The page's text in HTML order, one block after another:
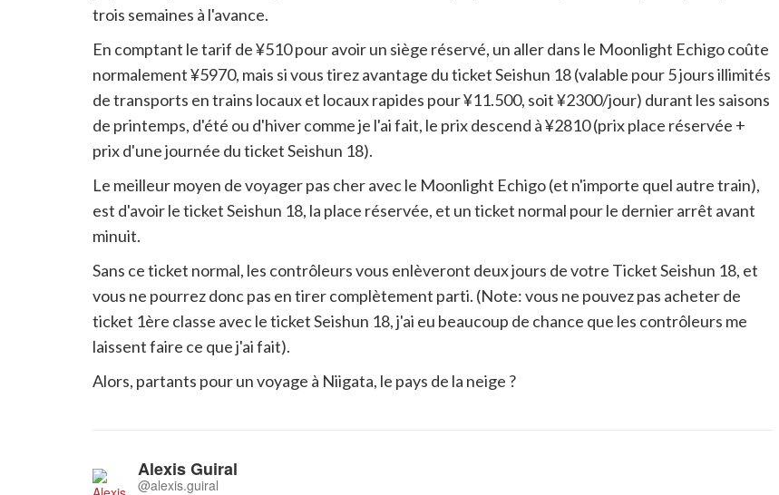
trois semaines à l'avance.
En comptant le tarif de ¥510 pour avoir un siège réservé, un aller dans le Moonlight Echigo coûte
normalement ¥5970, mais si vous tirez avantage du ticket Seishun 18 (valable pour 5 jours illimités
de transports en trains locaux et locaux rapides pour ¥11.500, soit ¥2300/jour) durant les saisons
de printemps, d'été ou d'hiver comme je l'ai fait, le prix descend à ¥2810 (prix place réservée +
prix d'une journée du ticket Seishun 18).
Le meilleur moyen de voyager pas cher avec le Moonlight Echigo (et n'importe quel autre train),
est d'avoir le ticket Seishun 18, la place réservée, et un ticket normal pour le dernier arrêt avant
minuit.
Sans ce ticket normal, les contrôleurs vous enlèveront deux jours de votre Ticket Seishun 18, et
vous ne pourrez donc pas en tirer complètement parti. (Note: vous ne pouvez pas acheter de
ticket 1ère classe avec le ticket Seishun 18, j'ai eu beaucoup de chance que les contrôleurs me
laissent faire ce que j'ai fait).
Alors, partants pour un voyage à Niigata, le pays de la neige ?
Alexis Guiral
@alexis.guiral